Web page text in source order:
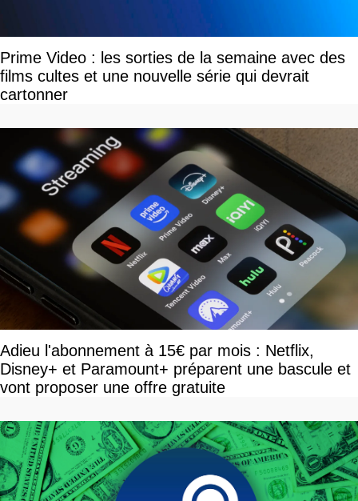
Prime Video : les sorties de la semaine avec des
films cultes et une nouvelle série qui devrait
cartonner
Adieu l'abonnement à 15€ par mois : Netflix,
Disney+ et Paramount+ préparent une bascule et
vont proposer une offre gratuite